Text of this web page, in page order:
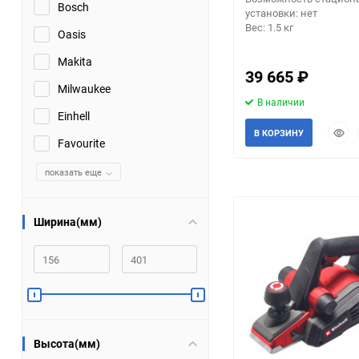
Помпы
Пневматический
инструмент
Плитка
Климатическая техника
инструмент
Измерительное
оборудование
Bosch
Oasis
Makita
Milwaukee
Einhell
Favourite
показать еще
Ширина(мм)
Высота(мм)
установки: нет
Вес: 1.5 кг
39 665₽
В наличии
В КОРЗИНУ
еще 3 фото